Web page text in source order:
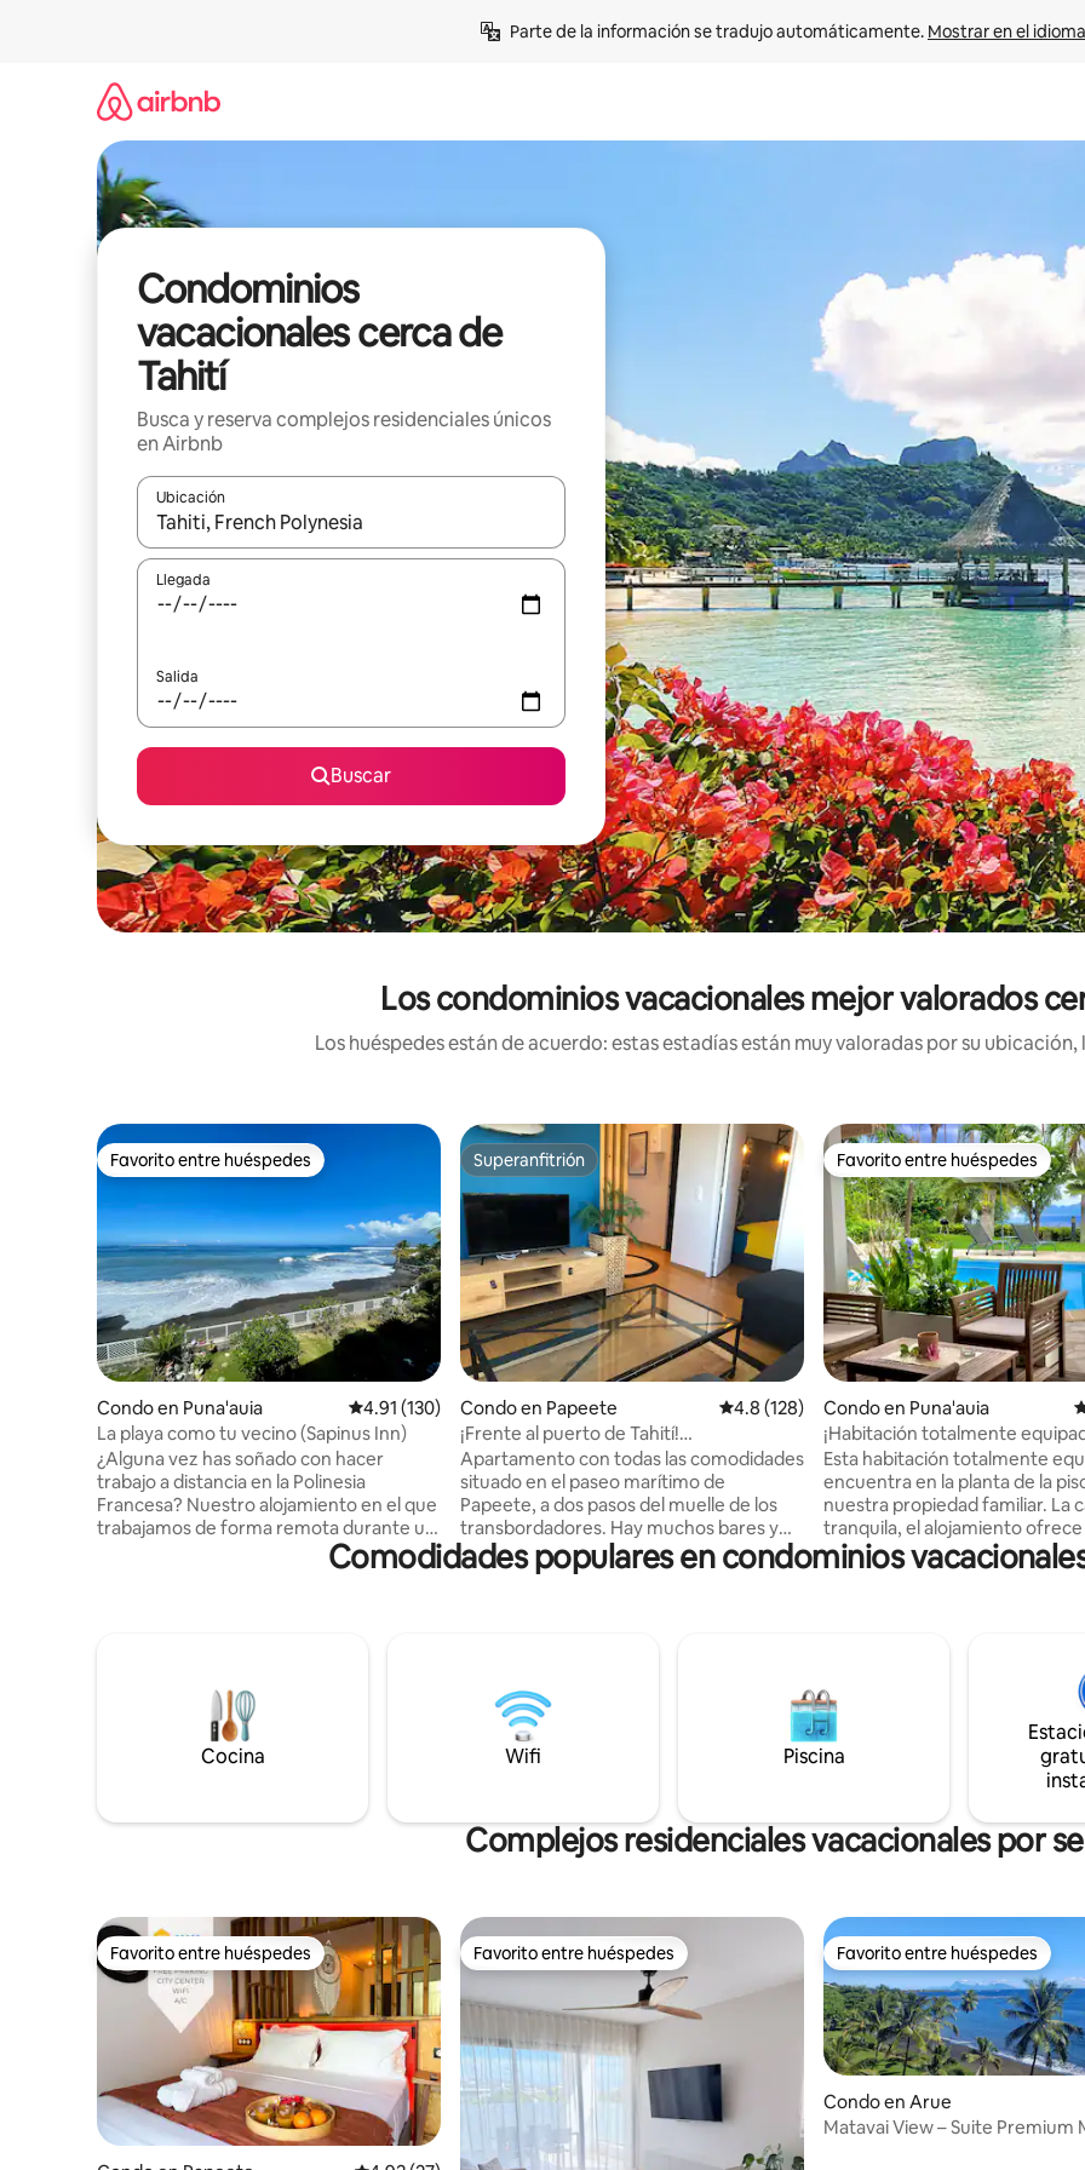
Parte de la información se tradujo automáticamente. Mostrar en el
Condominios
vacacionales cerca de
Tahití
Busca y reserva complejos residenciales únicos
en Airbnb
Ubicación
Cuando los resultados estén disponibles, navega con las teclas de flecha hacia arriba y hacia abajo o explora con el
Llegada
Salida
Buscar
Los condominios vacacionales mejor valorados
Los huéspedes están de acuerdo: estas estadías están muy valoradas por su
Favorito entre huéspedes
Favorito entre huéspedes
Condo en Puna'auia Calificación promedio: 4.91 de 5, 130 reseñas
4.91 (130)
La playa como tu vecino (Sapinus Inn)
¿Alguna vez has soñado con hacer
trabajo a distancia en la Polinesia
Francesa? Nuestro alojamiento en el que
trabajamos de forma remota durante un
año ha sido probado en el campo,
aprobado y atendido para este deseo
fibra óptica de alta velocidad (30 Mbps)
con 0 tiempo de inactividad, Wifi,
Ethernet sobre líneas eléctricas, espacio
de oficina con monitor, impresora,
esperando?
Superanfitrión
Superanfitrión
Condo en Papeete Calificación promedio: 4.8 de 5, 128 reseñas
4.8 (128)
¡Frente al puerto de Tahití!
¡Impresionante apartamento de 1
dormitorio!
Apartamento con todas las comodidades
situado en el paseo marítimo de
Papeete, a dos pasos del muelle de los
transbordadores. Hay muchos bares y
restaurantes en las calles de los
alrededores. ¡El barrio es muy animado y
justo al lado! - Paseos por la noche a lo
largo del paseo marítimo está
acondicionado. 🌺 ¡-Alquiler de coche a 2
minutos a pie! ¡Póngase en contacto con
Favorito entre huéspedes
Favorito entre huéspedes
Condo en Puna'auia
¡Habitación totalmente
unas vistas inmejorables!
Esta habitación totalmente
encuentra en la planta de la
nuestra propiedad familiar. La
tranquila, el alojamiento ofrece
una gran y hermosa piscina. El
lleno de árboles frutales y
protegida por una puerta
una ubicación ideal y totalmente
equipado, este alojamiento le
por su comodidad y sus
vistas de la isla de Moorea.
Comodidades populares en condominios
Cocina Wifi Piscina
Complejos residenciales vacacionales por
Favorito entre huéspedes
Favorito entre huéspedes Favorito entre huéspedes
Favorito entre huéspedes Favorito entre huéspedes
Favorito entre huéspedes
Condo en Arue
Matavai View – Suite Premium